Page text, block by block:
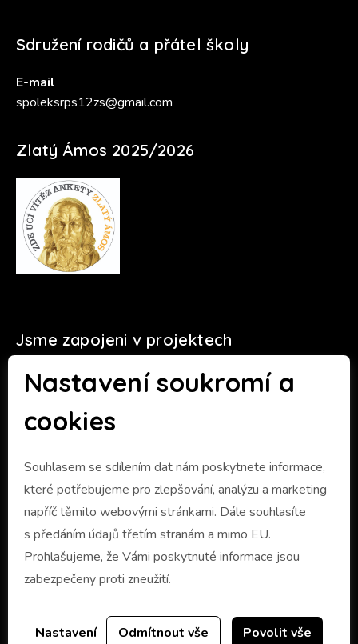
Nastavení soukromí a
cookies
Souhlasem se sdílením dat nám poskytnete informace,
které potřebujeme pro zlepšování, analýzu a marketing
napříč těmito webovými stránkami. Dále souhlasíte
s předáním údajů třetím stranám a mimo EU.
Prohlašujeme, že Vámi poskytnuté informace jsou
zabezpečeny proti zneužití.
Nastavení Odmítnout vše Povolit vše
Sdružení rodičů a přátel školy
E-mail
spoleksrps12zs@gmail.com
Zlatý Ámos 2025/2026
Jsme zapojeni v projektech